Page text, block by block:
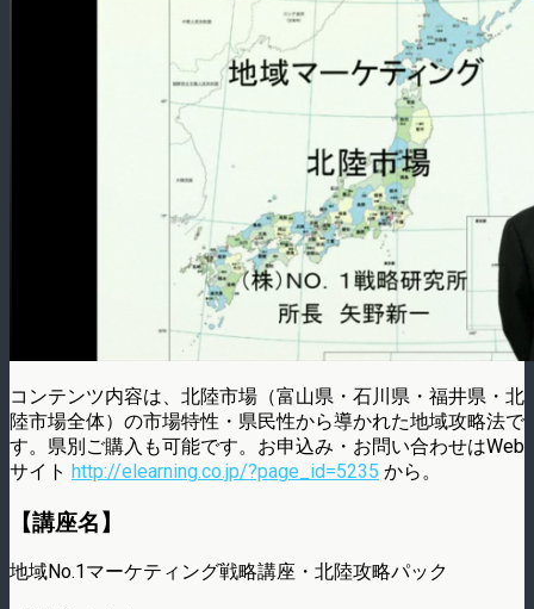
コンテンツ内容は、北陸市場（富山県・石川県・福井県・北
陸市場全体）の市場特性・県民性から導かれた地域攻略法で
す。県別ご購入も可能です。お申込み・お問い合わせはWeb
サイト http://elearning.co.jp/?page_id=5235 から。
【講座名】
地域No.1マーケティング戦略講座・北陸攻略パック